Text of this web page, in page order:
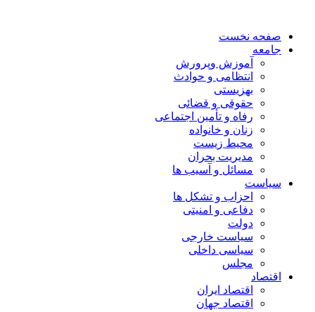
صفحه نخست
جامعه
آموزش وپرورش
انتظامی و حوادث
بهزیستی
حقوقی و قضائی
رفاه و تأمین اجتماعی
زنان و خانواده
محیط زیست
مدیریت بحران
مسائل و آسیب ها
سیاست
احزاب و تشکل ها
دفاعی و امنیتی
دولت
سیاست خارجی
سیاسی داخلی
مجلس
اقتصاد
اقتصاد ایران
اقتصاد جهان